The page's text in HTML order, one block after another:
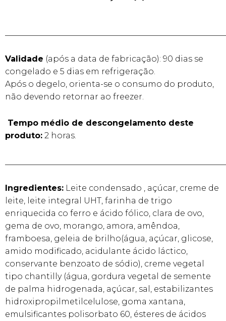
Validade (após a data de fabricação): 90 dias se
congelado e 5 dias em refrigeração.
Após o degelo, orienta-se o consumo do produto,
não devendo retornar ao freezer.
Tempo médio de descongelamento deste
produto: 2 horas.
Ingredientes: Leite condensado , açúcar, creme de
leite, leite integral UHT, farinha de trigo
enriquecida co ferro e ácido fólico, clara de ovo,
gema de ovo, morango, amora, amêndoa,
framboesa, geleia de brilho(água, açúcar, glicose,
amido modificado, acidulante ácido láctico,
conservante benzoato de sódio), creme vegetal
tipo chantilly (água, gordura vegetal de semente
de palma hidrogenada, açúcar, sal, estabilizantes
hidroxipropilmetilcelulose, goma xantana,
emulsificantes polisorbato 60, ésteres de ácidos